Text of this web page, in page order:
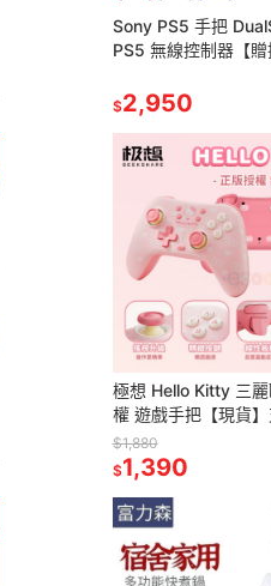
Sony PS5 手把
PS5 無線控制器【贈
PS5搖桿
$2,950
極想 Hello Kitty 三
權 遊戲手把【現貨
PC IOS 安卓 凱蒂貓
控制器
$1,880
$1,390